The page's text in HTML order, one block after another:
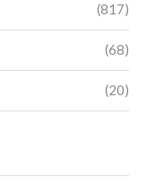
(817)
(68)
(20)